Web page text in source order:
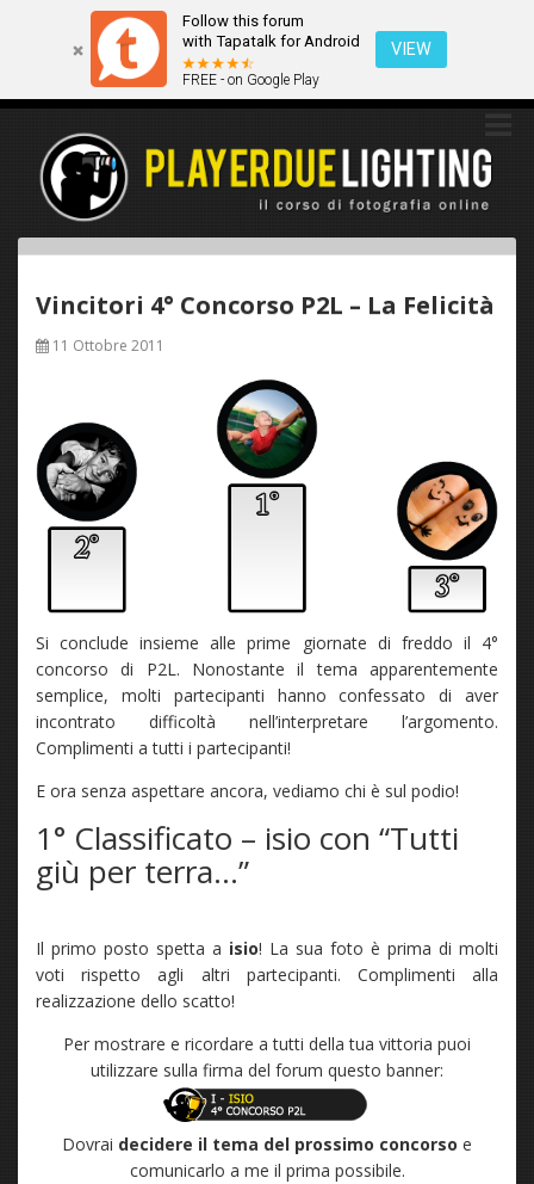
Follow this forum
with Tapatalk for Android
FREE - on Google Play
VIEW
Vincitori 4° Concorso P2L – La Felicità
11 Ottobre 2011
Si conclude insieme alle prime giornate di freddo il 4°
concorso di P2L. Nonostante il tema apparentemente
semplice, molti partecipanti hanno confessato di aver
incontrato difficoltà nell’interpretare l’argomento.
Complimenti a tutti i partecipanti!
E ora senza aspettare ancora, vediamo chi è sul podio!
1° Classificato – isio con “Tutti
giù per terra…”
Il primo posto spetta a isio! La sua foto è prima di molti
voti rispetto agli altri partecipanti. Complimenti alla
realizzazione dello scatto!
Per mostrare e ricordare a tutti della tua vittoria puoi
utilizzare sulla firma del forum questo banner:
Dovrai decidere il tema del prossimo concorso e
comunicarlo a me il prima possibile.
Questo sito utilizza i cookies. Continuando a navigare tra queste
pagine acconsenti implicitamente all'uso dei cookies.
Ok Scopri di più